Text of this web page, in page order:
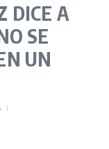
DICE A
SE
UN